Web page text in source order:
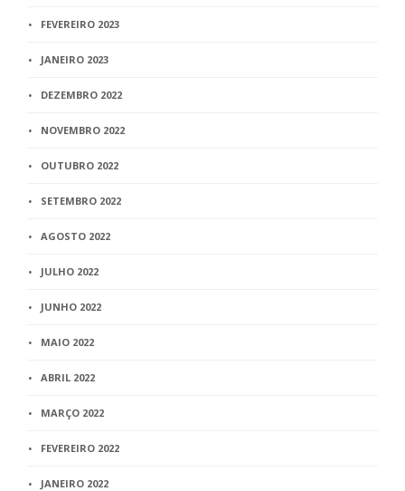
FEVEREIRO 2023
JANEIRO 2023
DEZEMBRO 2022
NOVEMBRO 2022
OUTUBRO 2022
SETEMBRO 2022
AGOSTO 2022
JULHO 2022
JUNHO 2022
MAIO 2022
ABRIL 2022
MARÇO 2022
FEVEREIRO 2022
JANEIRO 2022